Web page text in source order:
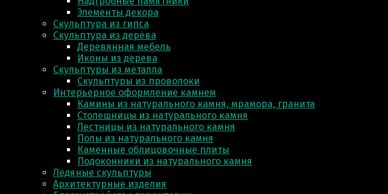
Элементы декора
Скульптура из гипса
Скульптура из деревa
Деревянная мебель
Иконы из дерева
Скульптуры из металла
Скульптуры из проволоки
Интерьерное оформление камнем
Камины из натурального камня, мрамора, гранита
Столешницы из натурального камня
Лестницы из натурального камня
Полы из натурального камня
Каменные облицовочные плиты
Подоконники из натурального камня
Ледяные скульптуры
Архитектурные изделия